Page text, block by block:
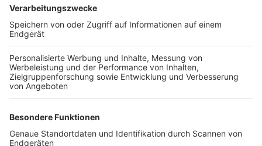
TOP-VEREINE
TOP-PARTNER